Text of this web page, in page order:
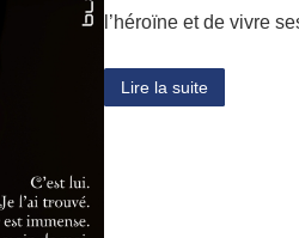
l’héroïne et de vivre
Lire la suite